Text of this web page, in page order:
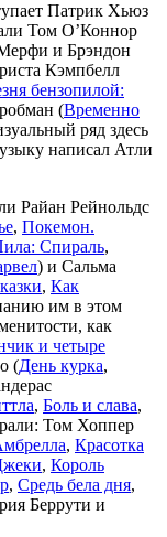
Патрик Хьюз
Том О’Коннор
и Брэндон
Кэмпбелл
бензопилой:
(Временно
ряд здесь
написал Атли
Райан Рейнольдс
, Покемон.
Спираль,
) и Сальма
, Как
им в этом
как
и четыре
(День курка,
, Боль и слава,
Том Хоппер
, Красотка
, Король
, Средь бела дня,
Беррути и